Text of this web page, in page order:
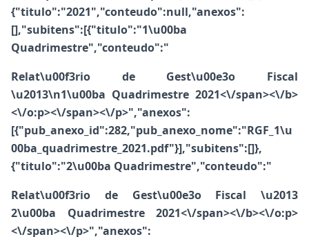
{"titulo":"2021","conteudo":null,"anexos":
[],"subitens":[{"titulo":"1\u00ba
Quadrimestre","conteudo":"
Relat\u00f3rio de Gest\u00e3o Fiscal
\u2013\n1\u00ba Quadrimestre 2021<\/span><\/b>
<\/o:p><\/span><\/p>","anexos":
[{"pub_anexo_id":282,"pub_anexo_nome":"RGF_1\u
00ba_quadrimestre_2021.pdf"}],"subitens":[]},
{"titulo":"2\u00ba Quadrimestre","conteudo":"
Relat\u00f3rio de Gest\u00e3o Fiscal \u2013
2\u00ba Quadrimestre 2021<\/span><\/b><\/o:p>
<\/span><\/p>","anexos":